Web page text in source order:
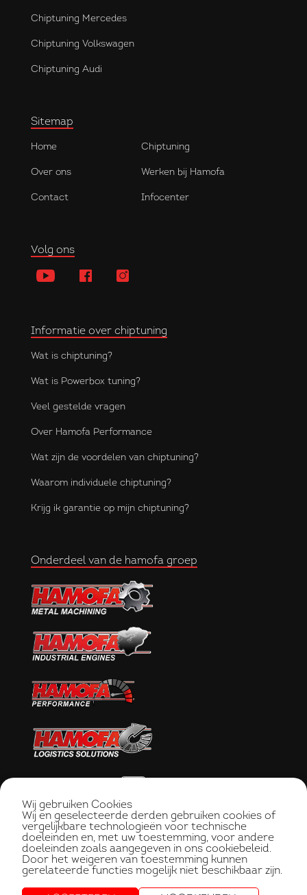
Wij gebruiken Cookies
Wij en geselecteerde derden gebruiken cookies of
vergelijkbare technologieën voor technische
doeleinden en, met uw toestemming, voor andere
doeleinden zoals aangegeven in ons cookiebeleid.
Door het weigeren van toestemming kunnen
gerelateerde functies mogelijk niet beschikbaar zijn.
Chiptuning Mercedes
Chiptuning Volkswagen
Chiptuning Audi
Sitemap
Home Chiptuning
Over ons Werken bij Hamofa
Contact Infocenter
Volg ons
Informatie over chiptuning
Wat is chiptuning?
Wat is Powerbox tuning?
Veel gestelde vragen
Over Hamofa Performance
Wat zijn de voordelen van chiptuning?
Waarom individuele chiptuning?
Krijg ik garantie op mijn chiptuning?
Onderdeel van de hamofa groep